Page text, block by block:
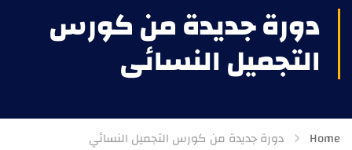
دورة جديدة من كورس
التجميل النسائي
Home دورة جديدة من كورس التجميل النسائي